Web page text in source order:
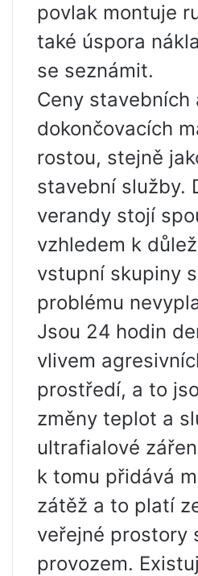
povlak montuje
také úspora
se seznámit.
Ceny stavebních
dokončovacích
rostou, stejně
stavební služby.
verandy stojí
vzhledem k
vstupní skupiny
problému
Jsou 24 hodin
vlivem
prostředí, a to
změny teplot a
ultrafialové
k tomu přidává
zátěž a to platí
veřejné prostory
provozem.